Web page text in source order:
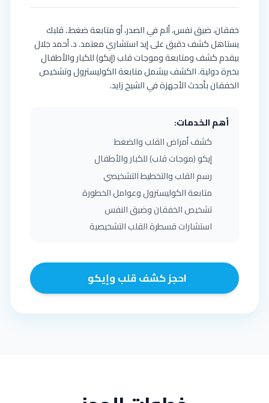
خفقان، ضيق نفس، ألم في الصدر، أو متابعة ضغط.. قلبك
يستاهل كشف دقيق على إيد استشاري معتمد. د. أحمد جلال
بيقدم كشف ومتابعة وموجات قلب (إيكو) للكبار والأطفال
بخبرة دولية. الكشف بيشمل متابعة الكوليسترول وتشخيص
الخفقان بأحدث الأجهزة في الشيخ زايد.
أهم الخدمات:
كشف أمراض القلب والضغط
إيكو (موجات قلب) للكبار والأطفال
رسم القلب والتخطيط التشخيصي
متابعة الكوليسترول وعوامل الخطورة
تشخيص الخفقان وضيق النفس
استشارات قسطرة القلب التشخيصية
احجز كشف قلب وإيكو